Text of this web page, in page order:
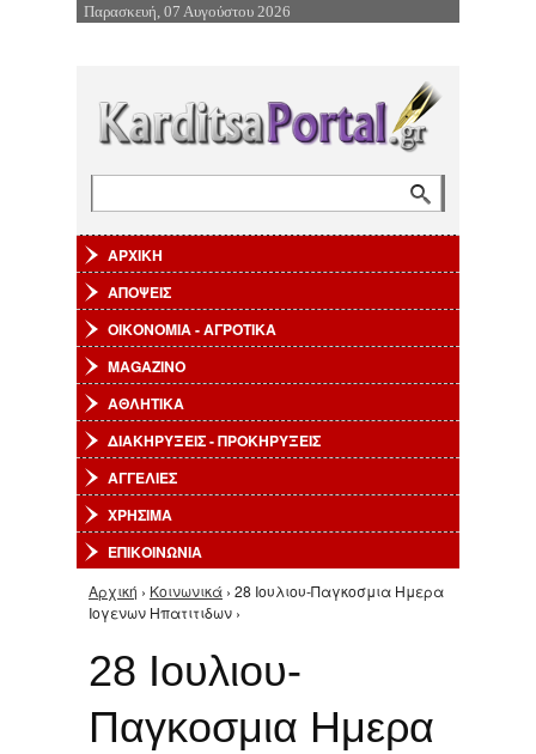
Επιστροφή στην Πλοήγηση
Παρασκευή, 07 Αυγούστου 2026
ΑΡΧΙΚΗ
ΑΠΟΨΕΙΣ
ΟΙΚΟΝΟΜΙΑ - ΑΓΡΟΤΙΚΑ
MAGAZINO
ΑΘΛΗΤΙΚΑ
ΔΙΑΚΗΡΥΞΕΙΣ - ΠΡΟΚΗΡΥΞΕΙΣ
ΑΓΓΕΛΙΕΣ
ΧΡΗΣΙΜΑ
ΕΠΙΚΟΙΝΩΝΙΑ
Είστε εδώ
Αρχική › Κοινωνικά › 28 Ιουλιου-Παγκοσμια Ημερα
Ιογενων Ηπατιτιδων ›
28 Ιουλιου-
Παγκοσμια Ημερα